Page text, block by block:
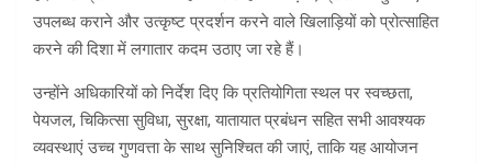
उपलब्ध कराने और उत्कृष्ट प्रदर्शन करने वाले खिलाड़ियों को प्रोत्साहित
करने की दिशा में लगातार कदम उठाए जा रहे हैं।
उन्होंने अधिकारियों को निर्देश दिए कि प्रतियोगिता स्थल पर स्वच्छता,
पेयजल, चिकित्सा सुविधा, सुरक्षा, यातायात प्रबंधन सहित सभी आवश्यक
व्यवस्थाएं उच्च गुणवत्ता के साथ सुनिश्चित की जाएं, ताकि यह आयोजन